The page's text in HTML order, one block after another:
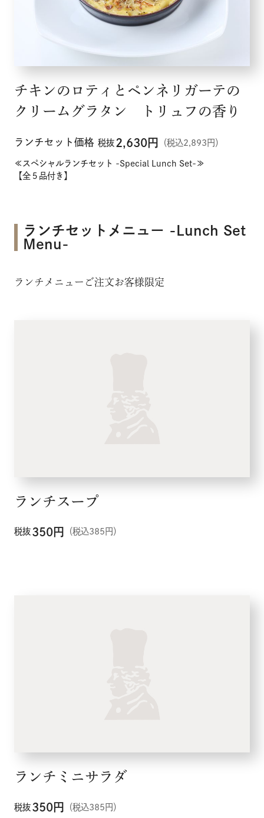
チキンのロティとペンネリガーテの
クリームグラタン トリュフの香り
ランチセット価格 税抜 2,630円 （税込2,893円）
≪スペシャルランチセット -Special Lunch Set-≫
【全５品付き】
ランチセットメニュー -Lunch Set
Menu-
ランチメニューご注文お客様限定
ランチスープ
税抜 350円 （税込385円）
ランチミニサラダ
税抜 350円 （税込385円）